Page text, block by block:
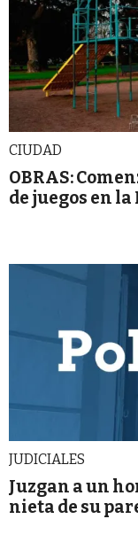
CIUDAD
OBRAS:
de juegos en
JUDICIALES
Juzgan a un
nieta de su